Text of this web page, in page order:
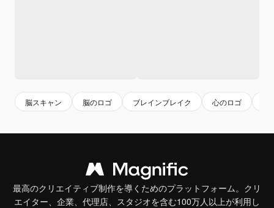
脳スキャン 脳のロゴ ブレインブレイク 心のロゴ
最高のクリエイティブ制作を導くためのプラットフォーム。クリ
エイター、企業、代理店、スタジオを含む100万人以上が利用し